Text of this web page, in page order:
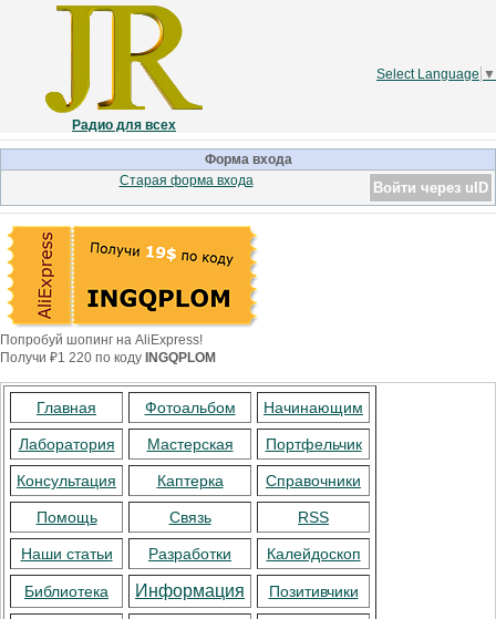
Радио для всех
Select Language ▼
Форма входа
Войти через uID
Старая форма входа
Попробуй шопинг на AliExpress!
Получи ₽1 220 по коду INGQPLOM
Главная Фотоальбом Начинающим
Лаборатория Мастерская Портфельчик
Консультация Каптерка Справочники
Помощь Связь RSS
Наши статьи Разработки Калейдоскоп
Библиотека Информация Позитивчики